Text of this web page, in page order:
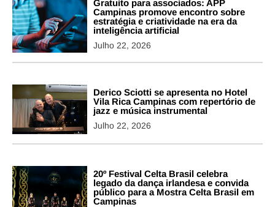
Gratuito para associados: APP
Campinas promove encontro sobre
estratégia e criatividade na era da
inteligência artificial
Julho 22, 2026
Derico Sciotti se apresenta no Hotel
Vila Rica Campinas com repertório de
jazz e música instrumental
Julho 22, 2026
20º Festival Celta Brasil celebra
legado da dança irlandesa e convida
público para a Mostra Celta Brasil em
Campinas